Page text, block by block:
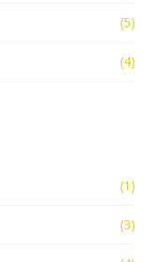
(5)
(4)
(1)
(3)